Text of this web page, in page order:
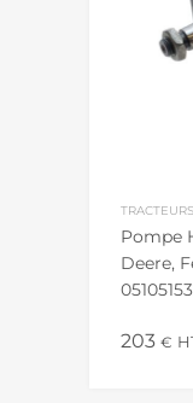
Pompe
Deere,
203 €